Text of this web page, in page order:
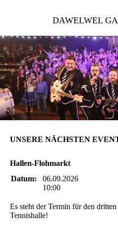
DAWELWEL
UNSERE NÄCHSTEN
Hallen-Flohmarkt
Datum:
06.09.2026
10:00
Es steht der Termin für den
Tennishalle!